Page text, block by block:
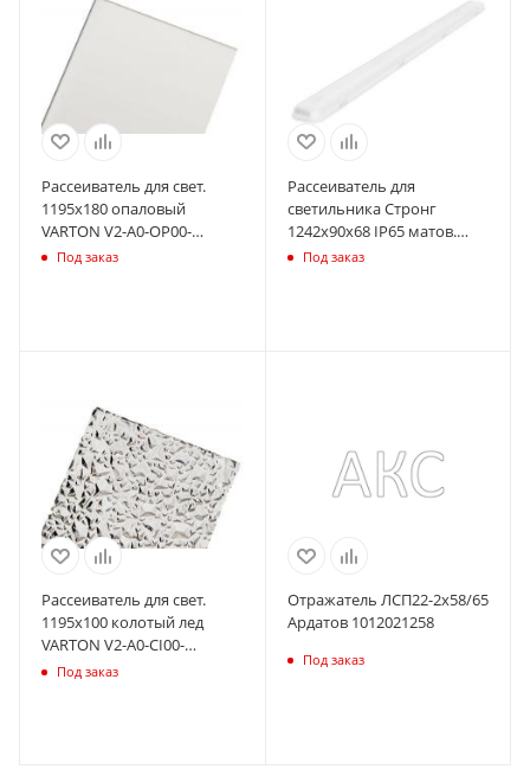
Рассеиватель для свет.
1195х180 опаловый
VARTON V2-A0-OP00-
03.2.0017.15
Под заказ
Рассеиватель для
светильника Стронг
1242х90х68 IP65 матов.
VARTON V2-I0-IPM0-
Под заказ
Рассеиватель для свет.
1195х100 колотый лед
VARTON V2-A0-CI00-
00.2.0016.20
Под заказ
Отражатель ЛСП22-2х58/65
Ардатов 1012021258
Под заказ